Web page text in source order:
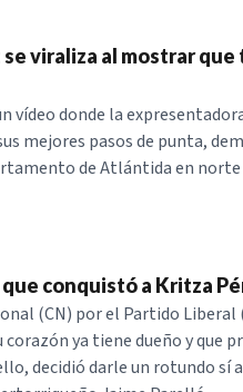
viraliza al mostrar
vídeo donde la
mejores pasos de punta,
de Atlántida en norte
que conquistó a Kritza
(CN) por el Partido
ya tiene dueño y que
decidió darle un rotundo sí